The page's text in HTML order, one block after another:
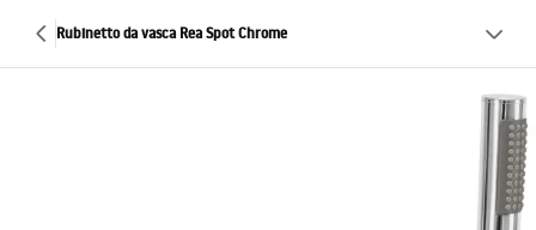
Rubinetto da vasca Rea Spot Chrome